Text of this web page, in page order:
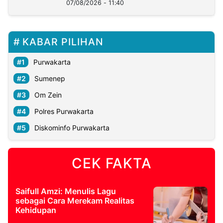
07/08/2026 - 11:40
KABAR PILIHAN
Purwakarta
Sumenep
Om Zein
Polres Purwakarta
Diskominfo Purwakarta
CEK FAKTA
Saifull Amzi: Menulis Lagu
sebagai Cara Merekam Realitas
Kehidupan